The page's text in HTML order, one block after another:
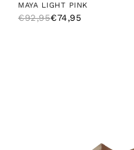
MAYA LIGHT PINK
€92,95€74,95